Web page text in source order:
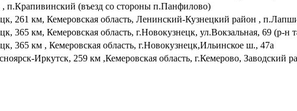
п.Крапивинский (въезд со стороны п.Панфилово)
261 км, Кемеровская область, Ленинский-Кузнецкий район ,
365 км, Кемеровская область, г.Новокузнецк, ул.Вокзальная, 69 (р-н
365 км , Кемеровская область, г.Новокузнецк,Ильинское ш., 47а
Иркутск, 259 км ,Кемеровская область, г.Кемерово, Заводский